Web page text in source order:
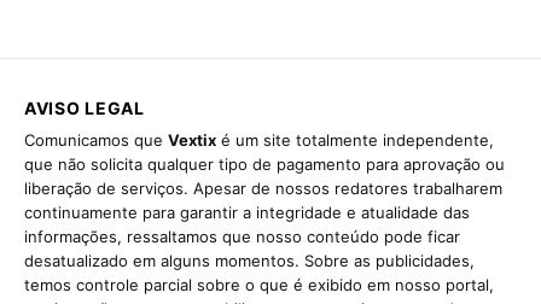
AVISO LEGAL
Comunicamos que Vextix é um site totalmente independente,
que não solicita qualquer tipo de pagamento para aprovação ou
liberação de serviços. Apesar de nossos redatores trabalharem
continuamente para garantir a integridade e atualidade das
informações, ressaltamos que nosso conteúdo pode ficar
desatualizado em alguns momentos. Sobre as publicidades,
temos controle parcial sobre o que é exibido em nosso portal,